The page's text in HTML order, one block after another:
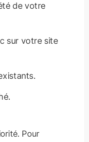
de votre
sur votre site
Pour